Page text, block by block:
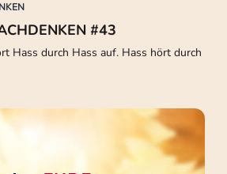
#43
Hass durch Hass auf. Hass hört durch